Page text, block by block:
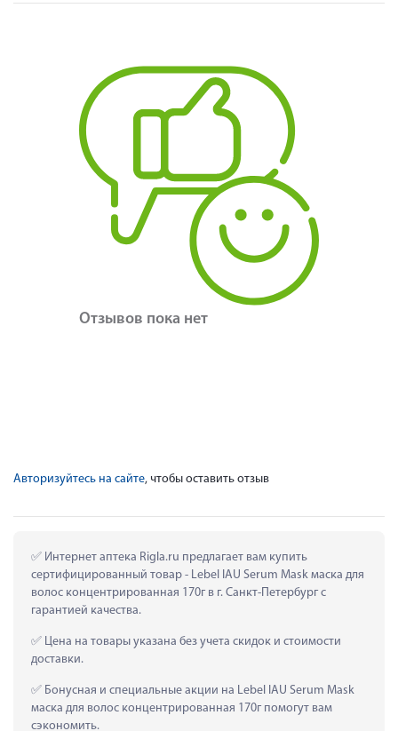
Отзывов пока нет
Авторизуйтесь на сайте, чтобы оставить отзыв
Интернет аптека Rigla.ru предлагает вам купить
сертифицированный товар - Lebel IAU Serum Mask маска для
волос концентрированная 170г в г. Санкт-Петербург с
гарантией качества.
Цена на товары указана без учета скидок и стоимости
доставки.
Бонусная и специальные акции на Lebel IAU Serum Mask
маска для волос концентрированная 170г помогут вам
сэкономить.